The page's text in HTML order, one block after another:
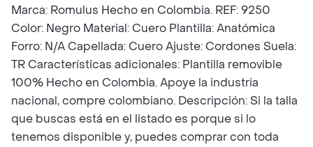
Marca: Romulus Hecho en Colombia. REF: 9250
Color: Negro Material: Cuero Plantilla: Anatómica
Forro: N/A Capellada: Cuero Ajuste: Cordones Suela:
TR Características adicionales: Plantilla removible
100% Hecho en Colombia. Apoye la industria
nacional, compre colombiano. Descripción: Si la talla
que buscas está en el listado es porque si lo
tenemos disponible y, puedes comprar con toda